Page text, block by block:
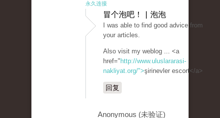
永久连接
冒个泡吧！ | 泡泡
I was able to find good advice from
your articles.
Also visit my weblog ... <a
href=" http://www.uluslararasi-
nakliyat.org/">şirinevler escort</a>
回复
Anonymous (未验证)